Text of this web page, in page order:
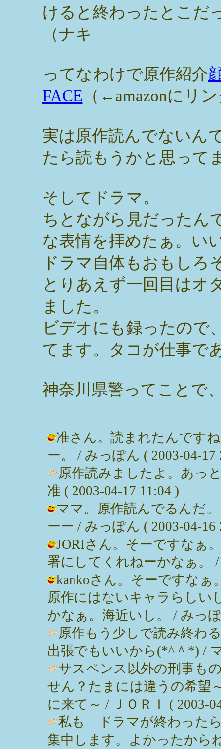
けると終わったとこだ
（ナキ
ってなわけで原作紹介
FACE （←amazonにリ
実は原作読んでないん
たら読もうかと思って
そしてドラマ。
ちとながら見だったん
な表情を拝めたぁ。い
ドラマ自体もおもしろ
とりあえず一回目はオ
ました。
ビデオにも録ったので
てます。タコが仕事で
神奈川県警ってことで
准さん。読まれたんです
ー。 / みっぽん ( 2003-04-17
原作読みましたよ。あっ
准 ( 2003-04-17 11:04 )
ママ。原作読んでるんだ
ーー / みっぽん ( 2003-04-16
JORIさん。そーですなぁ
署にしてくれねーかなぁ。
kankoさん。そーですなぁ
原作にはないキャラらしい
かなぁ。海近いし。 / みっ
原作もう少しで読み終わ
出張でもいいから(*^＾*) /
サスペンス以外の刑事も
せん？たまには違うの希望
に来て～ / ＪＯＲＩ ( 2003-
私も ドラマが終わった
集中します。よかったから